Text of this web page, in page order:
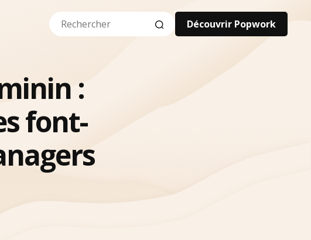
Découvrir Popwork
:
font-